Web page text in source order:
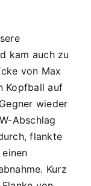
kam auch zu
von Max
Kopfball auf
wieder
Abschlag
flankte
Kurz